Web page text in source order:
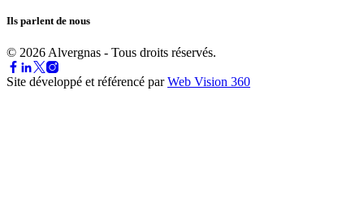
Ils parlent de nous
© 2026 Alvergnas - Tous droits réservés.
Site développé et référencé parWeb Vision 360